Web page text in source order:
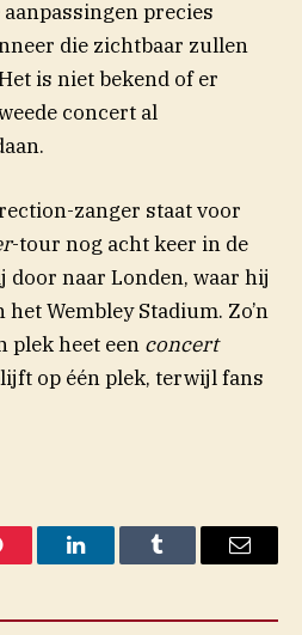
precies
die zichtbaar zullen
is niet bekend of er
concert al
zanger staat voor
-tour nog acht keer in de
door naar Londen, waar hij
Wembley Stadium. Zo’n
plek heet een concert
op één plek, terwijl fans
LinkedInTumblr Email